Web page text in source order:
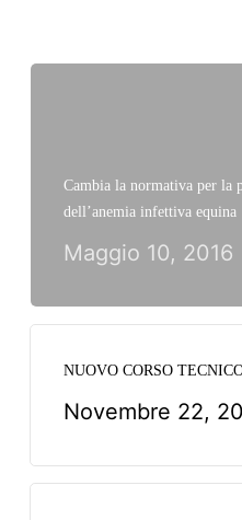
Cambia la normativa per la
dell’anemia infettiva equina
Maggio 10, 2016
NUOVO CORSO
Novembre 22,